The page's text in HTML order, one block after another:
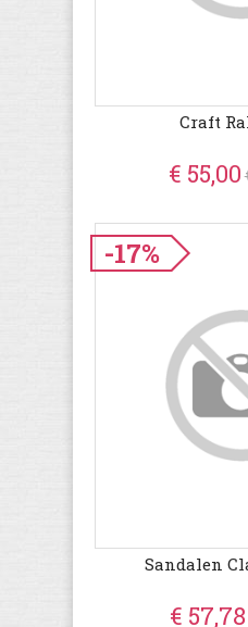
Craft
€ 55,00
-17%
Sandalen
€ 57,78